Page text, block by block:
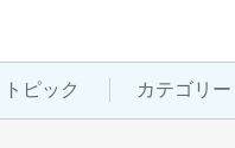
トピック カテゴリー